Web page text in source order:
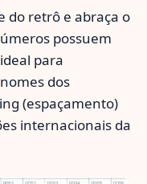
do retrô e abraça o
possuem
para
dos
(espaçamento)
internacionais da